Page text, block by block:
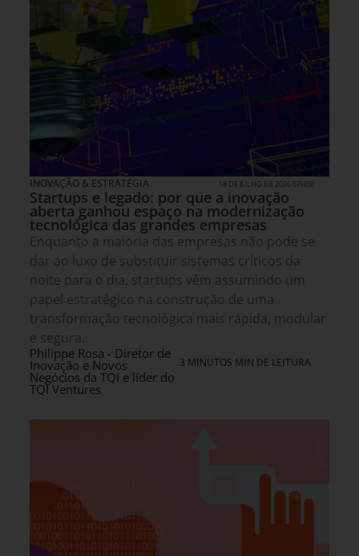
INOVAÇÃO & ESTRATÉGIA 18 DE JULHO DE 2026 07H00
Startups e legado: por que a inovação
aberta ganhou espaço na modernização
tecnológica das grandes empresas
Enquanto a maioria das empresas não pode se
dar ao luxo de substituir sistemas críticos da
noite para o dia, startups vêm assumindo um
papel estratégico na construção de uma
transformação tecnológica mais rápida, modular
e segura.
Philippe Rosa - Diretor de
Inovação e Novos
Negócios da TQI e líder do
TQI Ventures
3 MINUTOS MIN DE LEITURA